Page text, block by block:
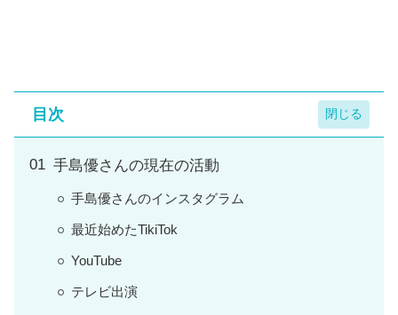
目次
手島優さんの現在の活動
手島優さんのインスタグラム
最近始めたTikiTok
YouTube
テレビ出演